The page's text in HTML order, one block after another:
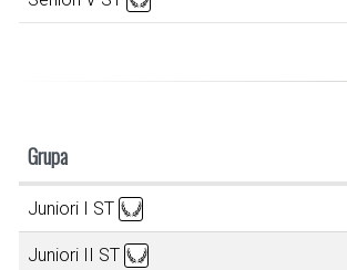
Grupa
Juniori I ST
Juniori II ST